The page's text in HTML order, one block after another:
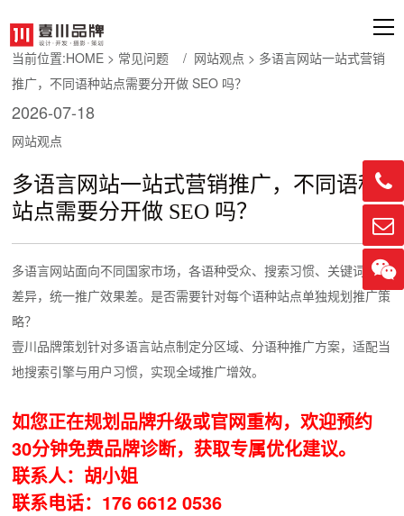
当前位置:HOME > 常见问题 / 网站观点 > 多语言网站一站式营销
推广，不同语种站点需要分开做 SEO 吗？
2026-07-18
网站观点
多语言网站一站式营销推广，不同语种
站点需要分开做 SEO 吗？
多语言网站面向不同国家市场，各语种受众、搜索习惯、关键词存在
差异，统一推广效果差。是否需要针对每个语种站点单独规划推广策
略？
壹川品牌策划针对多语言站点制定分区域、分语种推广方案，适配当
地搜索引擎与用户习惯，实现全域推广增效。
如您正在规划品牌升级或官网重构，欢迎预约
30分钟免费品牌诊断，获取专属优化建议。
联系人：胡小姐
联系电话：176 6612 0536


